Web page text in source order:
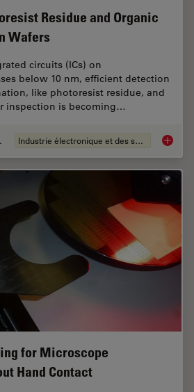
Residue and Organic
Wafers
circuits (ICs) on
below 10 nm, efficient detection
like photoresist residue, and
inspection is becoming…
Industrie électronique et des semi-conducteurs
for Microscope
Hand Contact